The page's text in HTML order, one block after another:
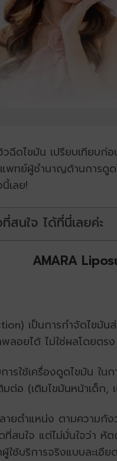
ฉีดไขมัน เปรียบเทียบ
ทย์ผู้ชำนาญด้านการดูด
เลย!
สนใจ ได้ที่นี่เลยค่ะ
AMARA
เป็นการกำจัดไขมัน
ลอยได้ ไม่ใช่ผลโดยตรง
ารใช้เครื่องดูดไขมัน ใ
มต่อ (เติมไขมันหน้าเด็ก
ลายตำแหน่ง ตามความ
ที่สนใจ แต่ไม่มั่นใจว่า หั
ใช้บริการจริงแบบละเอีย